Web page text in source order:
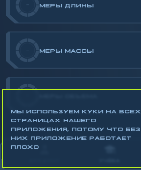
- МЕРЫ ДЛИНЫ
- МЕРЫ МАССЫ
Математика
Геометрия
МЫ ИСПОЛЬЗУЕМ КУКИ НА ВСЕХ
СТРАНИЦАХ НАШЕГО
ПРИЛОЖЕНИЯ, ПОТОМУ ЧТО БЕЗ
НИХ ПРИЛОЖЕНИЕ РАБОТАЕТ
ПЛОХО